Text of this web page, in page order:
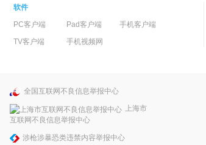
软件
PC客户端
Pad客户端
手机客户端
TV客户端
手机视频网
全国互联网不良信息举报中心
上海市
互联网不良信息举报中心
涉枪涉暴恐类违禁内容举报中心